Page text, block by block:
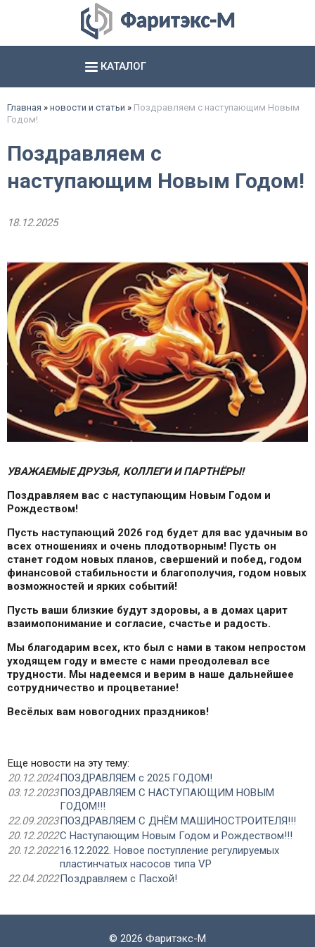
КАТАЛОГ
Главная » новости и статьи » Поздравляем с наступающим Новым
Годом!
Поздравляем с
наступающим Новым Годом!
18.12.2025
УВАЖАЕМЫЕ ДРУЗЬЯ, КОЛЛЕГИ И ПАРТНЁРЫ!
Поздравляем вас с наступающим Новым Годом и
Рождеством!
Пусть наступающий 2026 год будет для вас удачным во
всех отношениях и очень плодотворным! Пусть он
станет годом новых планов, свершений и побед, годом
финансовой стабильности и благополучия, годом новых
возможностей и ярких событий!
Пусть ваши близкие будут здоровы, а в домах царит
взаимопонимание и согласие, счастье и радость.
Мы благодарим всех, кто был с нами в таком непростом
уходящем году и вместе с нами преодолевал все
трудности. Мы надеемся и верим в наше дальнейшее
сотрудничество и процветание!
Весёлых вам новогодних праздников!
Еще новости на эту тему:
20.12.2024ПОЗДРАВЛЯЕМ с 2025 ГОДОМ!
03.12.2023ПОЗДРАВЛЯЕМ С НАСТУПАЮЩИМ НОВЫМ
ГОДОМ!!!
22.09.2023ПОЗДРАВЛЯЕМ С ДНЁМ МАШИНОСТРОИТЕЛЯ!!!
20.12.2022С Наступающим Новым Годом и Рождеством!!!
20.12.202216.12.2022. Новое поступление регулируемых
пластинчатых насосов типа VP
22.04.2022Поздравляем с Пасхой!
© 2026 Фаритэкс-М